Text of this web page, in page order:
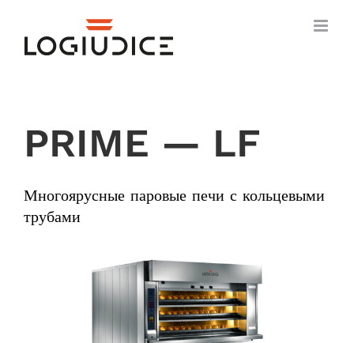
content
PRIME — LF
Многоярусные паровые печи с кольцевыми
трубами